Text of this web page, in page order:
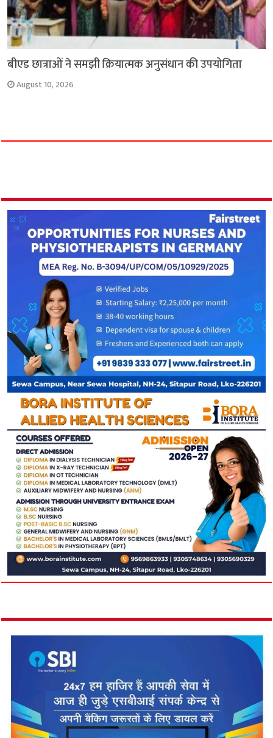
बीएड छात्राओं ने समझी क्रियात्मक अनुसंधान की उपयोगिता
August 10, 2026